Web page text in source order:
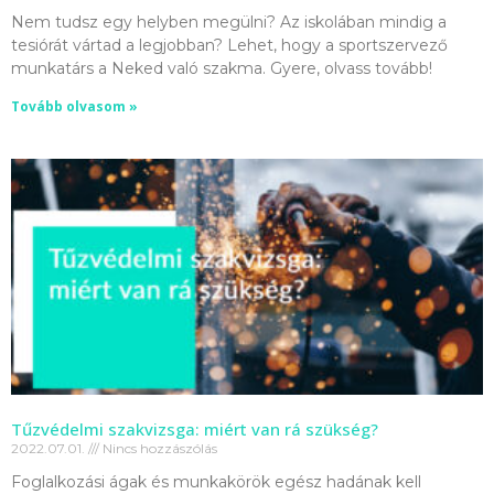
Nem tudsz egy helyben megülni? Az iskolában mindig a
tesiórát vártad a legjobban? Lehet, hogy a sportszervező
munkatárs a Neked való szakma. Gyere, olvass tovább!
Tovább olvasom »
Tűzvédelmi szakvizsga: miért van rá szükség?
2022.07.01. Nincs hozzászólás
Foglalkozási ágak és munkakörök egész hadának kell